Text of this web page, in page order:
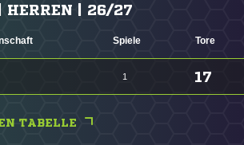
HERREN | 26/27
Spiele Tore
1 17
TABELLE